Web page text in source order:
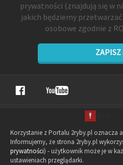
prywatności (znajdują się w
jakich będziemy przetwarzać
osobowe zgodnie z
ZAPISZ
Korzystanie z Portalu 2ryby.pl oznacza
Informujemy, że strona 2ryby.pl
prywatności) - użytkownik może je w
ustawieniach przeglądarki.